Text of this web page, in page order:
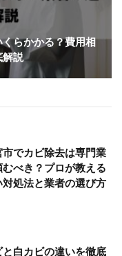
らかかる？費用相
解説
市でカビ除去は専門業
むべき？プロが教える
対処法と業者の選び方
と白カビの違いを徹底